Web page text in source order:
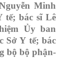
Minh
tế; bác sĩ Lê
Ủy ban
Sở Y tế; bác
bộ bộ phận-